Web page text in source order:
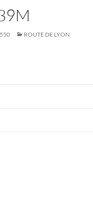
ROUTE DE LYON